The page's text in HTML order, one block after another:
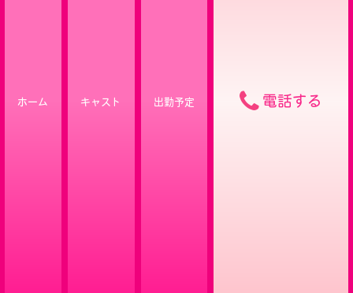
ホーム キャスト 出勤予定 電話する